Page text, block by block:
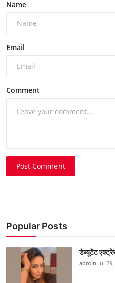
Name
Email
Comment
Post Comment
Popular Posts
डेब्यूटेंट
admin Jul